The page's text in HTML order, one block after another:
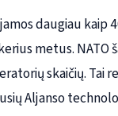
daugiau kaip
metus. NATO
skaičių. Tai
Aljanso